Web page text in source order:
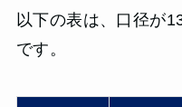
以下の表は、口径が
です。